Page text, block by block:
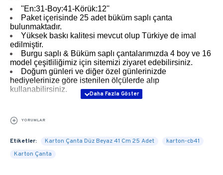
''En:31-Boy:41-Körük:12''
Paket içerisinde 25 adet büküm saplı çanta
bulunmaktadır.
Yüksek baskı kalitesi mevcut olup Türkiye de imal
edilmiştir.
Burgu saplı & Büküm saplı çantalarımızda 4 boy ve 16
model çeşitliliğimiz için sitemizi ziyaret edebilirsiniz.
Doğum günleri ve diğer özel günlerinizde
hediyelerinize göre istenilen ölçülerde alıp
kullanabilirsiniz.
YORUMLAR
Etiketler: Karton Çanta Düz Beyaz 41 Cm 25 Adet
karton-cb41
Karton Çanta